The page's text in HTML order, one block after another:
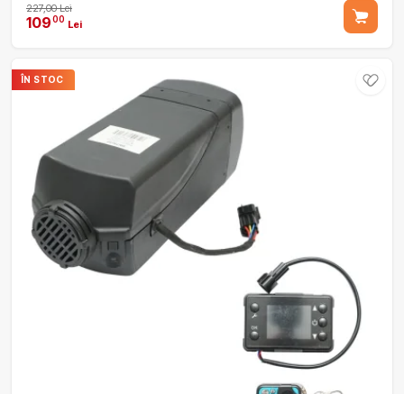
227,00 Lei
10900 Lei
ÎN STOC